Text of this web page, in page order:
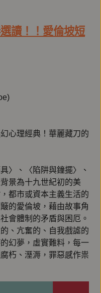
選讀！！愛倫坡短
心理經典！華麗藏刀的
〉、〈陷阱與鐘擺〉、
景為十九世紀初的美
都市或資本主義生活的
的愛倫坡，藉由故事角
會體制的矛盾與困厄。
、亢奮的、自我戲謔的
幻夢，虛實難料，每一
朽、溼溽，罪惡感作祟